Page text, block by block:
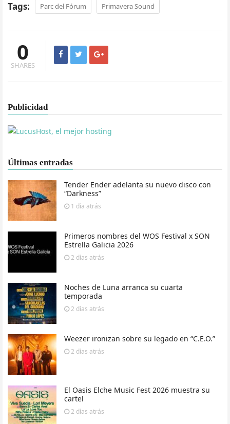
Tags: Parc del Fórum Primavera Sound
0
SHARES
Publicidad
Últimas entradas
Tender Ender adelanta su nuevo disco con
“Darkness”
1 día atrás
Primeros nombres del WOS Festival x SON
Estrella Galicia 2026
2 días atrás
Noches de Luna arranca su cuarta
temporada
2 días atrás
Weezer ironizan sobre su legado en “C.E.O.”
2 días atrás
El Oasis Elche Music Fest 2026 muestra su
cartel
2 días atrás